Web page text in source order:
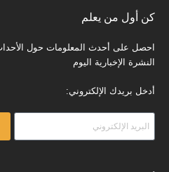
كن أول من يعلم
احصل على أحدث المعلومات حول
النشرة الإخبارية اليوم
أدخل بريدك الإلكتروني: